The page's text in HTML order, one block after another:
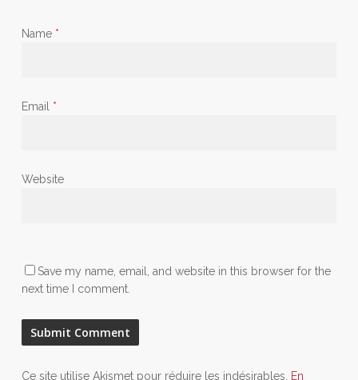
Name *
Email *
Website
Save my name, email, and website in this browser for the
next time I comment.
Ce site utilise Akismet pour réduire les indésirables.
En